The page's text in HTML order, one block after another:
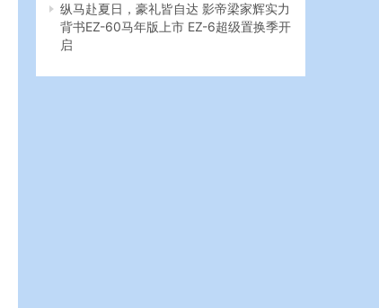
纵马赴夏日，豪礼皆自达 影帝梁家辉实力
背书EZ-60马年版上市 EZ-6超级置换季开
启